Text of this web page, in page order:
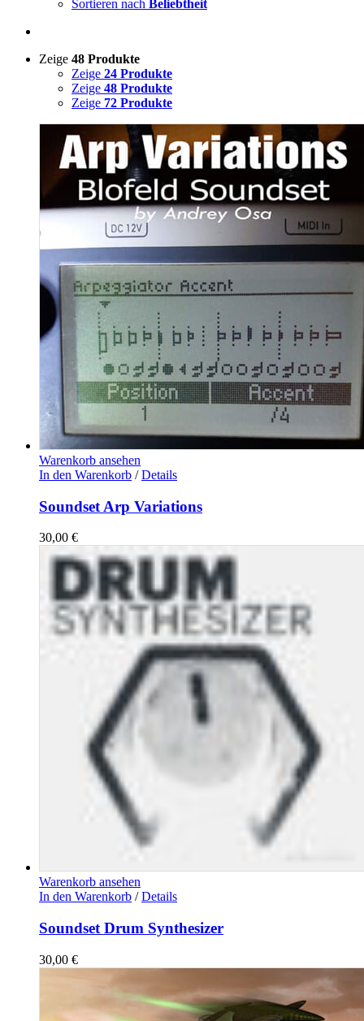
Sortieren nach Beliebtheit
Zeige 48 Produkte
Zeige 24 Produkte
Zeige 48 Produkte
Zeige 72 Produkte
Warenkorb ansehen
In den Warenkorb / Details
Soundset Arp Variations
30,00 €
Warenkorb ansehen
In den Warenkorb / Details
Soundset Drum Synthesizer
30,00 €